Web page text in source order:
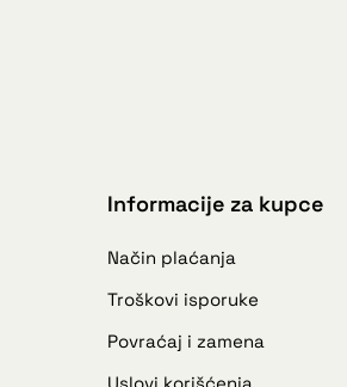
Informacije za kupce
Način plaćanja
Troškovi isporuke
Povraćaj i zamena